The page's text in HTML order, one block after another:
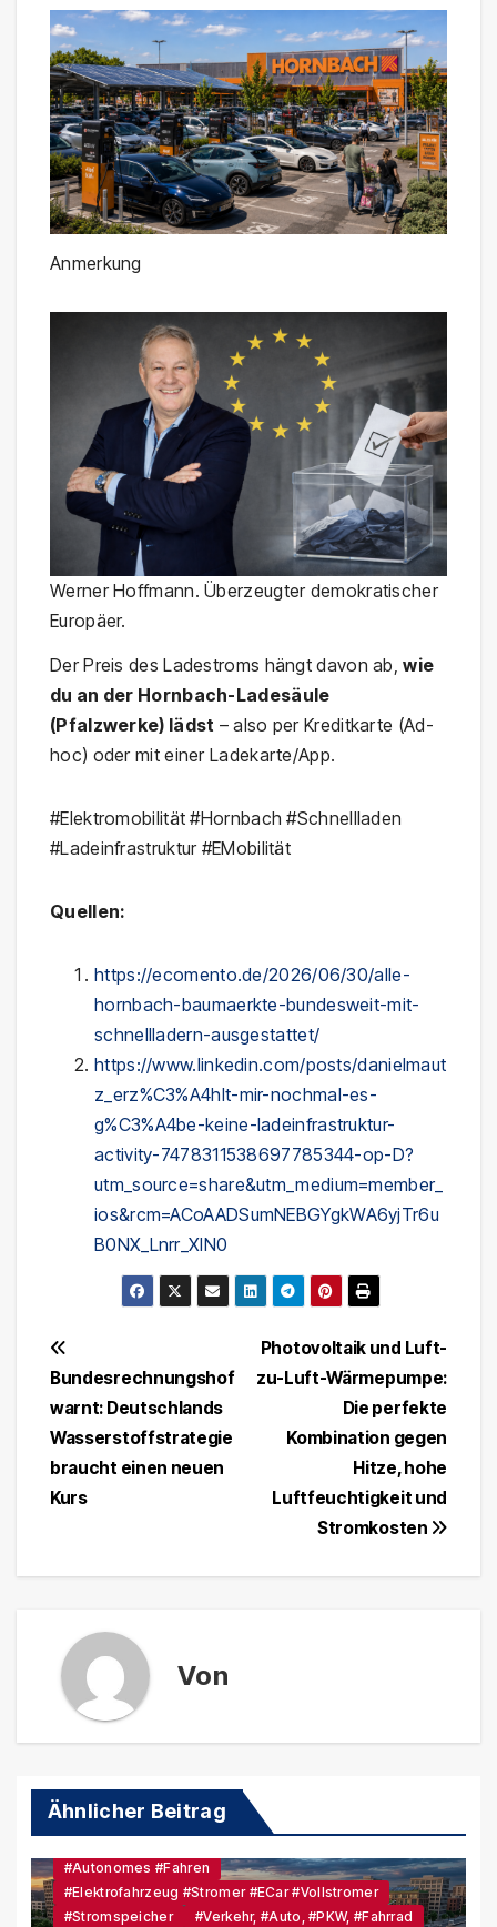
Anmerkung
Werner Hoffmann. Überzeugter demokratischer
Europäer.
Der Preis des Ladestroms hängt davon ab,wie
du an der Hornbach-Ladesäule
(Pfalzwerke) lädst – also per Kreditkarte (Ad-
hoc) oder mit einer Ladekarte/App.
#Elektromobilität #Hornbach #Schnellladen
#Ladeinfrastruktur #EMobilität
Quellen:
https://ecomento.de/2026/06/30/alle-
hornbach-baumaerkte-bundesweit-mit-
schnellladern-ausgestattet/
https://www.linkedin.com/posts/danielmaut
z_erz%C3%A4hlt-mir-nochmal-es-
g%C3%A4be-keine-ladeinfrastruktur-
activity-7478311538697785344-op-D?
utm_source=share&utm_medium=member_
ios&rcm=ACoAADSumNEBGYgkWA6yjTr6u
B0NX_Lnrr_XlN0
Beitragsnavigation
Photovoltaik und Luft-
zu-Luft-Wärmepumpe:
Die perfekte
Kombination gegen
Hitze, hohe
Luftfeuchtigkeit und
Stromkosten
Bundesrechnungshof
warnt: Deutschlands
Wasserstoffstrategie
braucht einen neuen
Kurs
Von
Ähnlicher Beitrag
#Autonomes #Fahren
#Elektrofahrzeug #Stromer #eCar #Vollstromer
#Stromspeicher
#Verkehr, #Auto, #PKW, #Fahrrad